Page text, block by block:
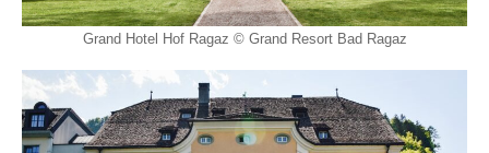
Grand Hotel Hof Ragaz © Grand Resort Bad Ragaz